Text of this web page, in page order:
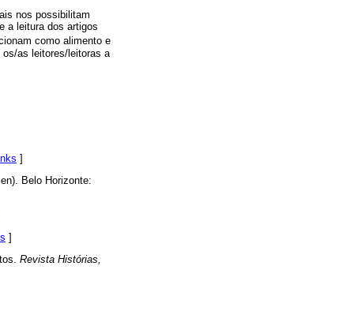
nos possibilitam
a leitura dos artigos
como alimento e
as leitores/leitoras a
]
Belo Horizonte:
]
Revista Histórias,